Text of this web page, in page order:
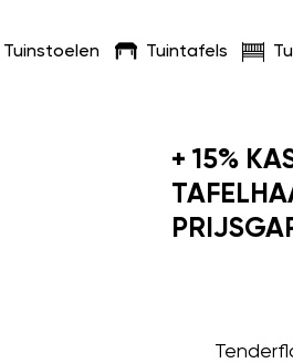
Tuinstoelen Tuintafels
+ 15%